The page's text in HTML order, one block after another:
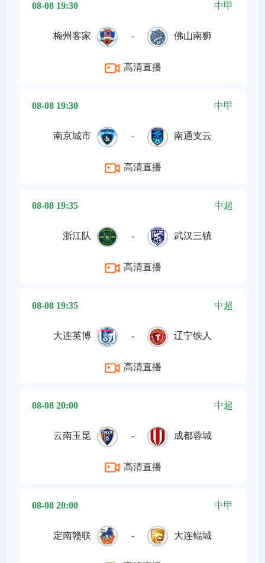
08-08 19:30 中甲
梅州客家 - 佛山南狮
高清直播
08-08 19:30 中甲
南京城市 - 南通支云
高清直播
08-08 19:35 中超
浙江队 - 武汉三镇
高清直播
08-08 19:35 中超
大连英博 - 辽宁铁人
高清直播
08-08 20:00 中超
云南玉昆 - 成都蓉城
高清直播
08-08 20:00 中甲
定南赣联 - 大连鲲城